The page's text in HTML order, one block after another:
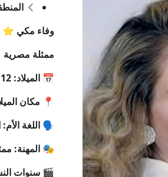
وفاء مكي ⭐
ممثلة مصرية
📅 الميلاد: 12 سبتمبر 1966 (59 سنة)
📍 مكان
🗣 اللغة الأم:
🎭 المهنة:
🎬 سنوات النشاط: 1985